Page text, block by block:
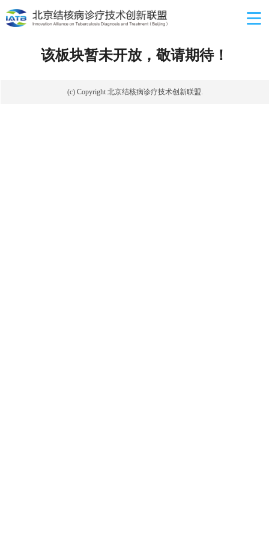
该板块暂未开放，敬请期待！
(c) Copyright 北京结核病诊疗技术创新联盟.